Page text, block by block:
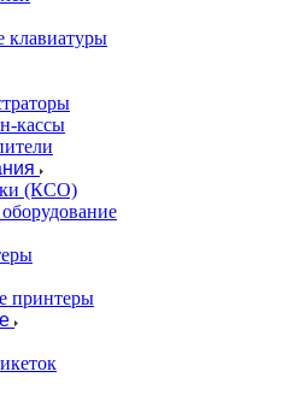
клавиатуры
кассы
(КСО)
принтеры